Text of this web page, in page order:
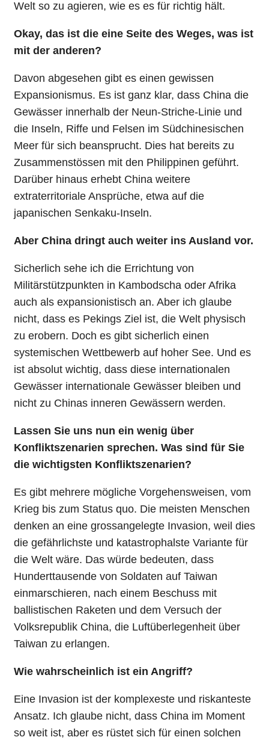
Welt so zu agieren, wie es es für richtig hält.
Okay, das ist die eine Seite des Weges, was ist
mit der anderen?
Davon abgesehen gibt es einen gewissen
Expansionismus. Es ist ganz klar, dass China die
Gewässer innerhalb der Neun-Striche-Linie und
die Inseln, Riffe und Felsen im Südchinesischen
Meer für sich beansprucht. Dies hat bereits zu
Zusammenstössen mit den Philippinen geführt.
Darüber hinaus erhebt China weitere
extraterritoriale Ansprüche, etwa auf die
japanischen Senkaku-Inseln.
Aber China dringt auch weiter ins Ausland vor.
Sicherlich sehe ich die Errichtung von
Militärstützpunkten in Kambodscha oder Afrika
auch als expansionistisch an. Aber ich glaube
nicht, dass es Pekings Ziel ist, die Welt physisch
zu erobern. Doch es gibt sicherlich einen
systemischen Wettbewerb auf hoher See. Und es
ist absolut wichtig, dass diese internationalen
Gewässer internationale Gewässer bleiben und
nicht zu Chinas inneren Gewässern werden.
Lassen Sie uns nun ein wenig über
Konfliktszenarien sprechen. Was sind für Sie
die wichtigsten Konfliktszenarien?
Es gibt mehrere mögliche Vorgehensweisen, vom
Krieg bis zum Status quo. Die meisten Menschen
denken an eine grossangelegte Invasion, weil dies
die gefährlichste und katastrophalste Variante für
die Welt wäre. Das würde bedeuten, dass
Hunderttausende von Soldaten auf Taiwan
einmarschieren, nach einem Beschuss mit
ballistischen Raketen und dem Versuch der
Volksrepublik China, die Luftüberlegenheit über
Taiwan zu erlangen.
Wie wahrscheinlich ist ein Angriff?
Eine Invasion ist der komplexeste und riskanteste
Ansatz. Ich glaube nicht, dass China im Moment
so weit ist, aber es rüstet sich für einen solchen